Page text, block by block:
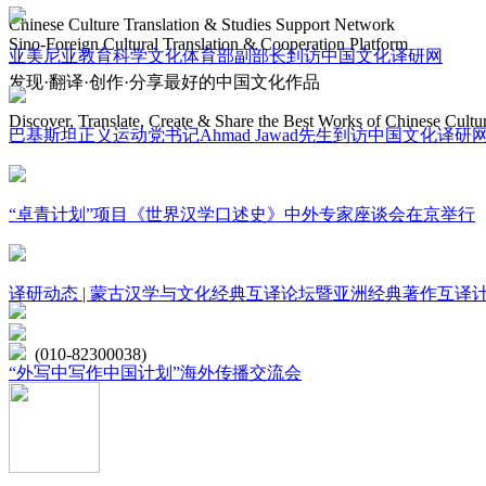
亚美尼亚教育科学文化体育部副部长到访中国文化译研网
巴基斯坦正义运动党书记Ahmad Jawad先生到访中国文化译研网
“卓青计划”项目《世界汉学口述史》中外专家座谈会在京举行
译研动态 | 蒙古汉学与文化经典互译论坛暨亚洲经典著作互译
“外写中写作中国计划”海外传播交流会
Chinese Culture Translation & Studies Support Network
Sino-Foreign Cultural Translation & Cooperation Platform
发现·翻译·创作·分享最好的中国文化作品
Discover, Translate, Create & Share the Best Works of Chinese
网站地图
微博
联系我们
(010-82300038)